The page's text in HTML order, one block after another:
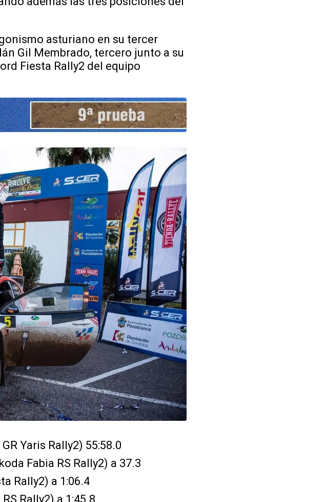
asturiano en su tercer
Gil Membrado, tercero junto a su
Fiesta Rally2 del equipo
Yaris Rally2) 55:58.0
Fabia RS Rally2) a 37.3
Rally2) a 1:06.4
Rally2) a 1:45.8